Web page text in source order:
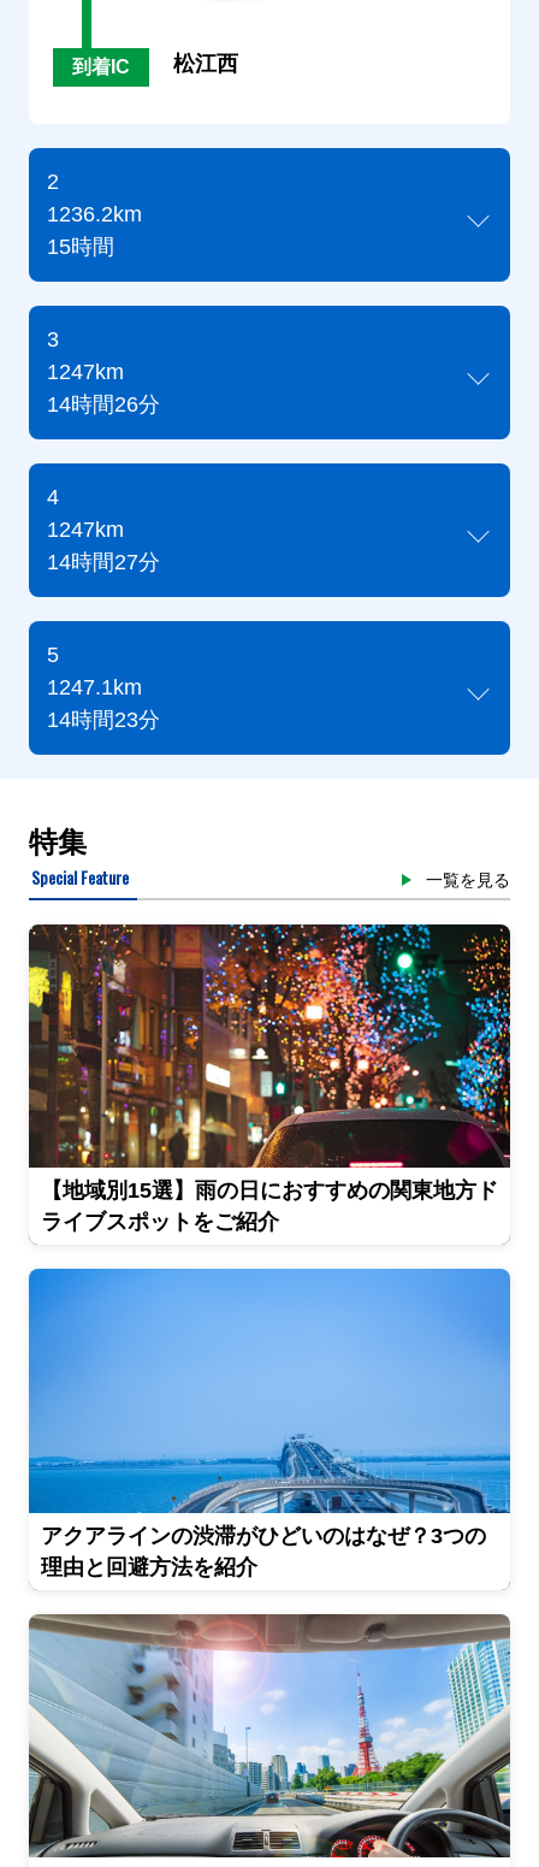
到着IC 松江西
2
1236.2km
15時間
3
1247km
14時間26分
4
1247km
14時間27分
5
1247.1km
14時間23分
特集
Special Feature 一覧を見る
【地域別15選】雨の日におすすめの関東地方ド
ライブスポットをご紹介
アクアラインの渋滞がひどいのはなぜ？3つの
理由と回避方法を紹介